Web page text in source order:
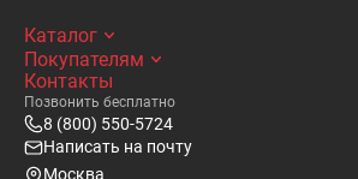
Каталог
Покупателям
Контакты
Позвонить бесплатно
8 (800) 550-5724
Написать на почту
Москва